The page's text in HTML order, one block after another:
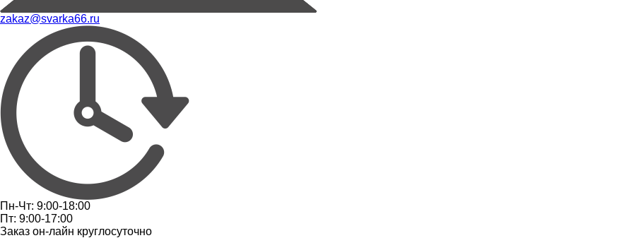
zakaz@svarka66.ru
Пн-Чт: 9:00-18:00
Пт: 9:00-17:00
Заказ он-лайн круглосуточно